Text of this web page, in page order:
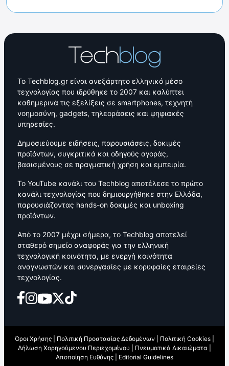
Το Techblog.gr είναι ανεξάρτητο ελληνικό μέσο
τεχνολογίας που ιδρύθηκε το 2007 και καλύπτει
καθημερινά τις εξελίξεις σε smartphones, τεχνητή
νοημοσύνη, gadgets, τηλεοράσεις και ψηφιακές
υπηρεσίες.
Δημοσιεύουμε ειδήσεις, παρουσιάσεις, δοκιμές
προϊόντων, συγκριτικά και οδηγούς αγοράς,
βασισμένους σε πραγματική χρήση και εμπειρία.
Το YouTube κανάλι του Techblog αποτέλεσε το πρώτο
κανάλι τεχνολογίας που δημιουργήθηκε στην Ελλάδα,
παρουσιάζοντας hands-on δοκιμές και unboxing
προϊόντων.
Από το 2007 μέχρι σήμερα, το Techblog αποτελεί
σταθερό σημείο αναφοράς για την ελληνική
τεχνολογική κοινότητα, με ενεργή κοινότητα
αναγνωστών και συνεργασίες με κορυφαίες εταιρείες
τεχνολογίας.
Όροι Χρήσης Πολιτική Προστασίας Δεδομένων Πολιτική Cookies
Δήλωση Χορηγούμενου Περιεχομένου
Πνευματικά Δικαιώματα
Αποποίηση Ευθύνης
Editorial Guidelines